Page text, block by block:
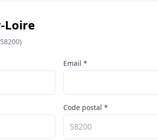
Loire
Email *
Code postal *